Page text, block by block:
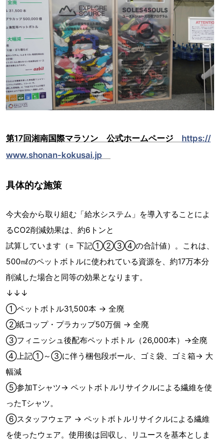
第17回湘南国際マラソン 公式ホームページ https://
www.shonan-kokusai.jp
具体的な施策
今大会から取り組む「給水システム」を導入することによ
るCO2削減効果は、約6トンと
試算しています（= 下記①②③④の合計値）。これは、
500㎖のペットボトルに使われている資源を、約17万本分
削減した場合と同等の効果となります。
↓↓↓
①ペットボトル31,500本 → 全廃
②紙コップ・プラカップ50万個 → 全廃
③フィニッシュ後配布ペットボトル（26,000本）→全廃
④上記①～③に伴う梱包段ボール、ゴミ袋、ゴミ箱→ 大
幅減
⑤参加Tシャツ→ ペットボトルリサイクルによる繊維を使
ったTシャツ。
⑥スタッフウェア → ペットボトルリサイクルによる繊維
を使ったウェア。使用後は回収し、リユースを基本としま